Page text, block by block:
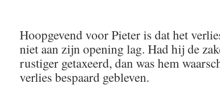
Hoopgevend voor Pieter is dat het
niet aan zijn opening lag. Had hij de
rustiger getaxeerd, dan was hem
verlies bespaard gebleven.